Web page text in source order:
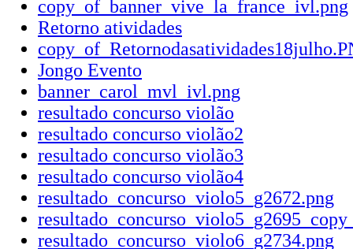
copy_of_banner_vive_la_france_ivl.png
Retorno atividades
Jongo Evento
banner_carol_mvl_ivl.png
resultado concurso violão
resultado concurso violão2
resultado concurso violão3
resultado concurso violão4
resultado_concurso_violo5_g2672.png
resultado_concurso_violo6_g2734.png